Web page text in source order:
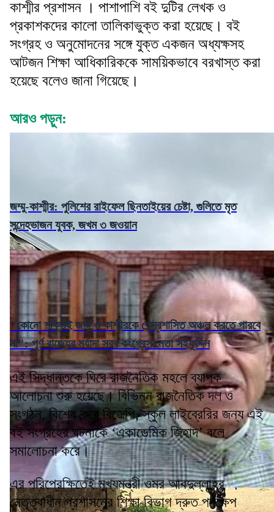
কাশ্মীর প্রশাসন । পাশাপাশি বই দুটির লেখক ও
প্রকাশকদের কালো তালিকাভুক্ত করা হয়েছে। বই
সংগ্রহ ও অনুমোদনের সঙ্গে যুক্ত একজন অধ্যক্ষসহ
আটজন শিক্ষা আধিকারিককে সাময়িকভাবে বরখাস্ত করা
হয়েছে বলেও জানা গিয়েছে।
আরও পড়ুন:
জম্মু-কাশ্মীর: পুলিশের রাইফেল ছিনতাইয়ের চেষ্টা, গুলিতে মৃত
সন্দেহভাজন যুবক, জখম ৩ জওয়ান
"কোনো শক্তিই জম্মু ও কাশ্মীরকে কেন্দ্রশাসিত অঞ্চল করতে পারবে
না": পূর্ণ রাজ্যের মর্যাদা সরব কংগ্রেস নেতা সইফুদ্দিন
এই সিদ্ধান্তকে ঘিরে রাজনৈতিক মহলে ব্যাপক
আলোচনা শুরু হয়েছে। বিভিন্ন রাজনৈতিক দল ও
সংগঠন, বিশেষ করে বিজেপি, স্কুল লাইব্রেরির জন্য এই
বই সংগ্রহের ঘটনাকে ‘একাডেমিক জিহাদ’ বলে
সমালোচনা করে।
এর পরিপ্রেক্ষিতেই মুখ্যমন্ত্রী ওমর আবদুল্লাহর
নেতৃত্বাধীন প্রশাসনের শিক্ষা বিভাগ দ্রুত পদক্ষেপ